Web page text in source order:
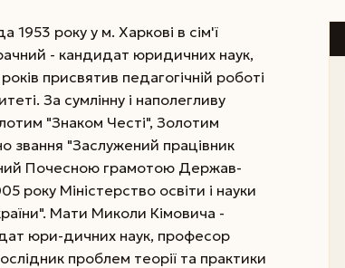
1953 року у м. Харкові в сім'ї
- кандидат юридичних наук,
присвятив педагогічній роботі
За сумлінну і наполегливу
"Знаком Честі", Золотим
звання "Заслужений працівник
Почесною грамотою Держав-
року Міністерство освіти і науки
Мати Миколи Кімовича -
юри-дичних наук, професор
проблем теорії та практики